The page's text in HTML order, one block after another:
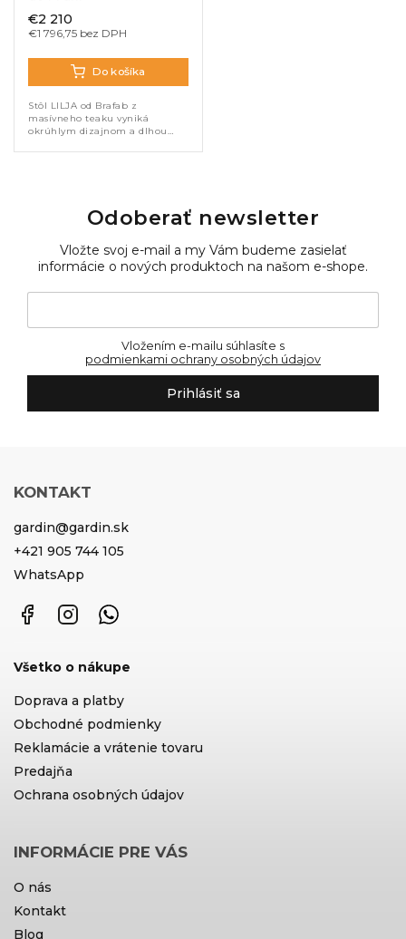
€1 796,75 bez DPH
€2 210
Do košíka
Stôl LILJA od Brafab z
masívneho teaku vyniká
okrúhlym dizajnom a dlhou
miesta pre pohodlné stolovanie
Odoberať newsletter
Vložte svoj e-mail a my Vám budeme zasielať
informácie o nových produktoch na našom e-shope.
podmienkami ochrany osobných údajov
Prihlásiť sa
KONTAKT
gardin@gardin.sk
+421 905 744 105
WhatsApp
FacebookInstagram
Všetko o nákupe
Doprava a platby
Obchodné podmienky
Reklamácie a vrátenie tovaru
Predajňa
Ochrana osobných údajov
INFORMÁCIE PRE VÁS
O nás
Kontakt
Blog